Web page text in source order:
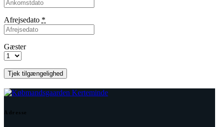
Afrejsedato *
Gæster
Adresse